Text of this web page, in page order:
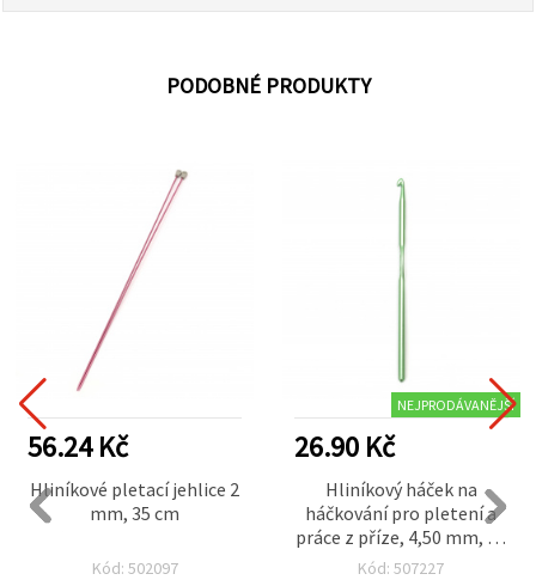
PODOBNÉ PRODUKTY
56.24 Kč
Hliníkové pletací jehlice 2
mm, 35 cm
Kód: 502097
NEJPRODÁVANĚJŠÍ
26.90 Kč
Hliníkový háček na
háčkování pro pletení a
práce z příze, 4,50 mm, 15
cm, SKC
Kód: 507227